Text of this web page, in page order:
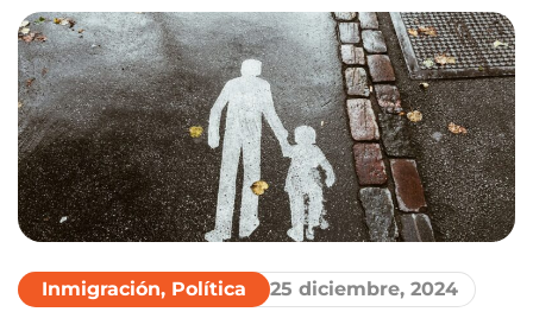
Inmigración, Política 25 diciembre, 2024